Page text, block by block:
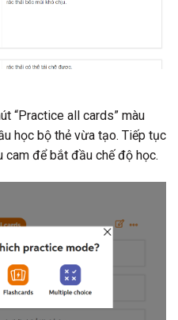
“Practice all cards” màu
học bộ thẻ vừa tạo. Tiếp tục
cam để bắt đầu chế độ học.